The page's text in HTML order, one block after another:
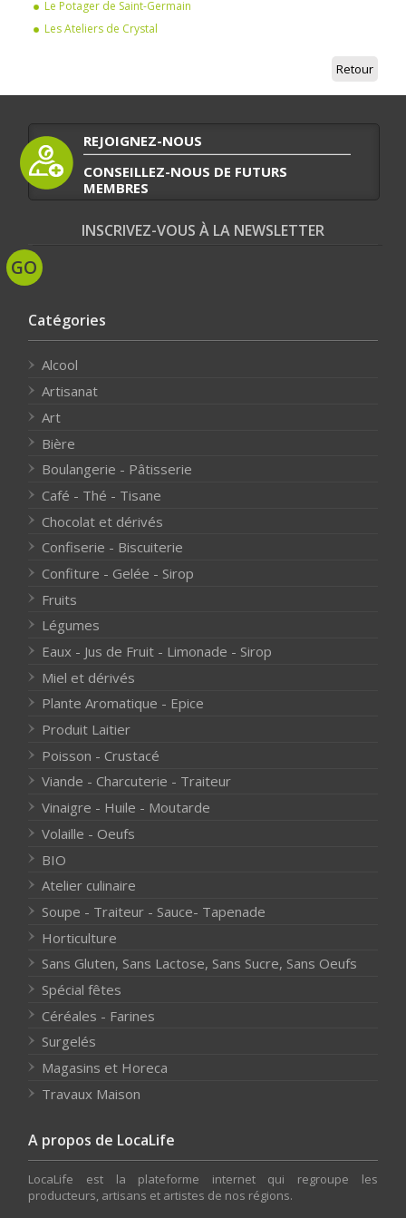
Le Potager de Saint-Germain
Les Ateliers de Crystal
Retour
REJOIGNEZ-NOUS
CONSEILLEZ-NOUS DE FUTURS
MEMBRES
INSCRIVEZ-VOUS À LA NEWSLETTER
Catégories
Alcool
Artisanat
Art
Bière
Boulangerie - Pâtisserie
Café - Thé - Tisane
Chocolat et dérivés
Confiserie - Biscuiterie
Confiture - Gelée - Sirop
Fruits
Légumes
Eaux - Jus de Fruit - Limonade - Sirop
Miel et dérivés
Plante Aromatique - Epice
Produit Laitier
Poisson - Crustacé
Viande - Charcuterie - Traiteur
Vinaigre - Huile - Moutarde
Volaille - Oeufs
BIO
Atelier culinaire
Soupe - Traiteur - Sauce- Tapenade
Horticulture
Sans Gluten, Sans Lactose, Sans Sucre, Sans Oeufs
Spécial fêtes
Céréales - Farines
Surgelés
Magasins et Horeca
Travaux Maison
A propos de LocaLife
LocaLife est la plateforme internet qui regroupe les
producteurs, artisans et artistes de nos régions.